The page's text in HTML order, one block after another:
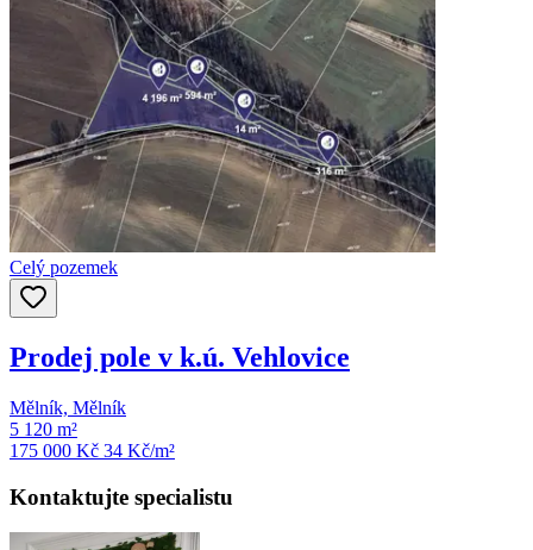
Celý pozemek
Prodej pole v k.ú. Vehlovice
Mělník, Mělník
5 120 m²
175 000 Kč 34 Kč/m²
Kontaktujte specialistu